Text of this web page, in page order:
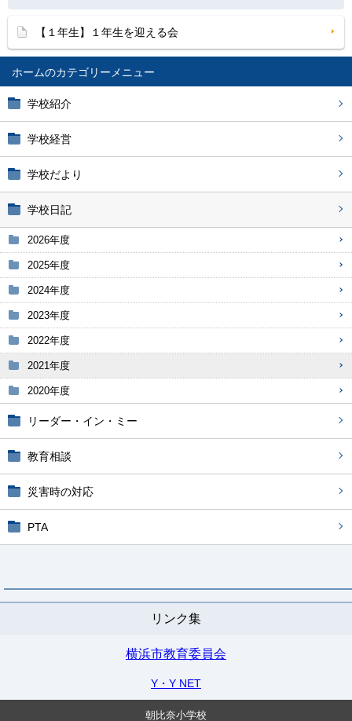
ホーム
学校紹介
学校経営
学校だより
学校日記
2026年度
2025年度
2024年度
2023年度
2022年度
2021年度
2020年度
リーダー・イン・ミー
教育相談
災害時の対応
PTA
リンク集
横浜市教育委員会
Y・Y NET
【１年生】１年生を迎える会
朝比奈小学校